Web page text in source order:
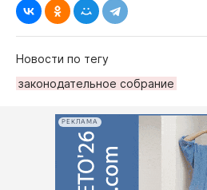
Новости по тегу
законодательное собрание
РЕКЛАМА